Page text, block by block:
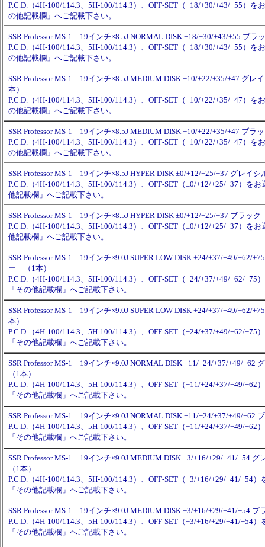
P.C.D.（4H-100/114.3、5H-100/114.3）、OFF-SET（+18/+30/+43/+55）を
の他記載欄」へご記載下さい。
SSR Professor MS-1 19インチ×8.5J NORMAL DISK +18/+30/+43/+55 ブ
P.C.D.（4H-100/114.3、5H-100/114.3）、OFF-SET（+18/+30/+43/+55）を
の他記載欄」へご記載下さい。
SSR Professor MS-1 19インチ×8.5J MEDIUM DISK +10/+22/+35/+47 グレ
本）
P.C.D.（4H-100/114.3、5H-100/114.3）、OFF-SET（+10/+22/+35/+47）を
の他記載欄」へご記載下さい。
SSR Professor MS-1 19インチ×8.5J MEDIUM DISK +10/+22/+35/+47 ブラ
P.C.D.（4H-100/114.3、5H-100/114.3）、OFF-SET（+10/+22/+35/+47）を
の他記載欄」へご記載下さい。
SSR Professor MS-1 19インチ×8.5J HYPER DISK ±0/+12/+25/+37 グレイ
P.C.D.（4H-100/114.3、5H-100/114.3）、OFF-SET（±0/+12/+25/+37）を
他記載欄」へご記載下さい。
SSR Professor MS-1 19インチ×8.5J HYPER DISK ±0/+12/+25/+37 ブラッ
P.C.D.（4H-100/114.3、5H-100/114.3）、OFF-SET（±0/+12/+25/+37）を
他記載欄」へご記載下さい。
SSR Professor MS-1 19インチ×9.0J SUPER LOW DISK +24/+37/+49/+62/
ー （1本）
P.C.D.（4H-100/114.3、5H-100/114.3）、OFF-SET（+24/+37/+49/+62/+75
「その他記載欄」へご記載下さい。
SSR Professor MS-1 19インチ×9.0J SUPER LOW DISK +24/+37/+49/+62/
本）
P.C.D.（4H-100/114.3、5H-100/114.3）、OFF-SET（+24/+37/+49/+62/+75
「その他記載欄」へご記載下さい。
SSR Professor MS-1 19インチ×9.0J NORMAL DISK +11/+24/+37/+49/
（1本）
P.C.D.（4H-100/114.3、5H-100/114.3）、OFF-SET（+11/+24/+37/+49/+62
「その他記載欄」へご記載下さい。
SSR Professor MS-1 19インチ×9.0J NORMAL DISK +11/+24/+37/+49/+62
P.C.D.（4H-100/114.3、5H-100/114.3）、OFF-SET（+11/+24/+37/+49/+62
「その他記載欄」へご記載下さい。
SSR Professor MS-1 19インチ×9.0J MEDIUM DISK +3/+16/+29/+41/+54
（1本）
P.C.D.（4H-100/114.3、5H-100/114.3）、OFF-SET（+3/+16/+29/+41/+54
「その他記載欄」へご記載下さい。
SSR Professor MS-1 19インチ×9.0J MEDIUM DISK +3/+16/+29/+41/+54
P.C.D.（4H-100/114.3、5H-100/114.3）、OFF-SET（+3/+16/+29/+41/+54
「その他記載欄」へご記載下さい。